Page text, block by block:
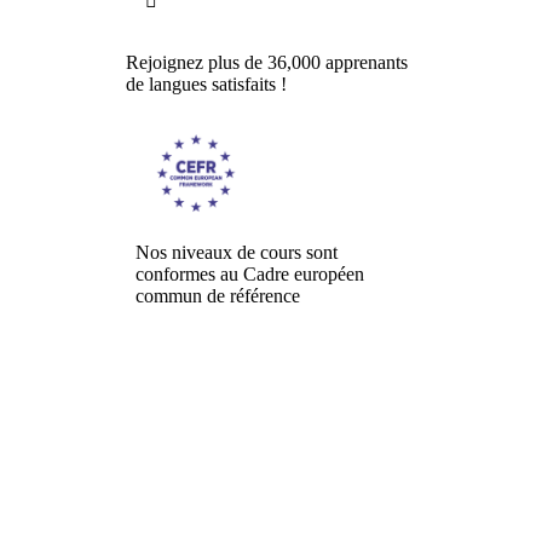
Rejoignez plus de 36,000 apprenants
de langues satisfaits !
Nos niveaux de cours sont
conformes au Cadre européen
commun de référence